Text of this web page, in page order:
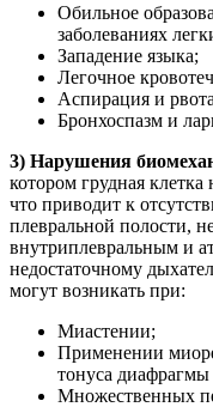
Обильное
заболеваниях
Западение языка;
Легочное
Аспирация и
Бронхоспазм и
3) Нарушения
котором грудная
что приводит к
плевральной полости,
внутриплевральным и
недостаточному
могут возникать при:
Миастении;
Применении
тонуса
Множественных